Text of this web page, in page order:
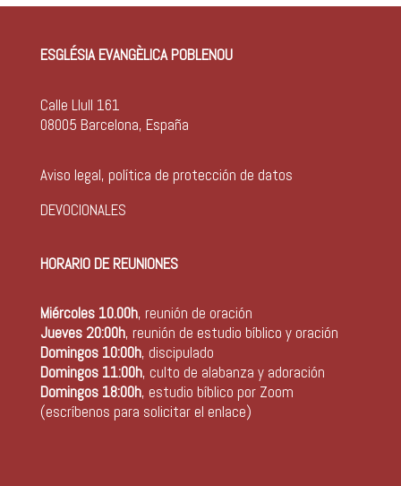
ESGLÉSIA EVANGÈLICA POBLENOU
Calle Llull 161
08005 Barcelona, España
Aviso legal, política de protección de datos
DEVOCIONALES
HORARIO DE REUNIONES
Miércoles 10.00h, reunión de oración
Jueves 20:00h, reunión de estudio bíblico y oración
Domingos 10:00h, discipulado
Domingos 11:00h, culto de alabanza y adoración
Domingos 18:00h, estudio bíblico por Zoom
(escríbenos para solicitar el enlace)